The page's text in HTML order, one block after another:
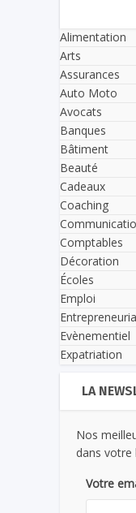
Alimentation
Arts
Assurances
Auto Moto
Avocats
Banques
Bâtiment
Beauté
Cadeaux
Coaching
Comptables
Décoration
Écoles
Emploi
Evènementiel
Expatriation
LA
Nos
dans votre
Votre